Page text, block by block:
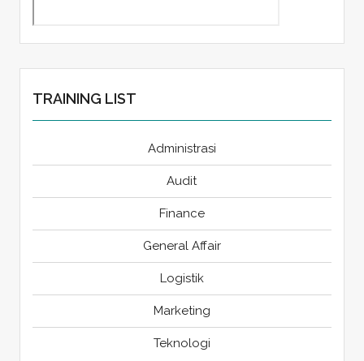
TRAINING LIST
Administrasi
Audit
Finance
General Affair
Logistik
Marketing
Teknologi